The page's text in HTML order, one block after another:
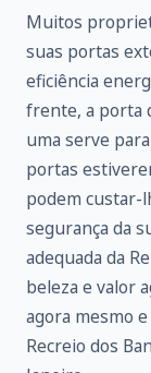
Muitos
suas portas
eficiência
frente, a porta
uma serve
portas
podem custar-
segurança da
adequada da
beleza e valor
agora mesmo
Recreio dos